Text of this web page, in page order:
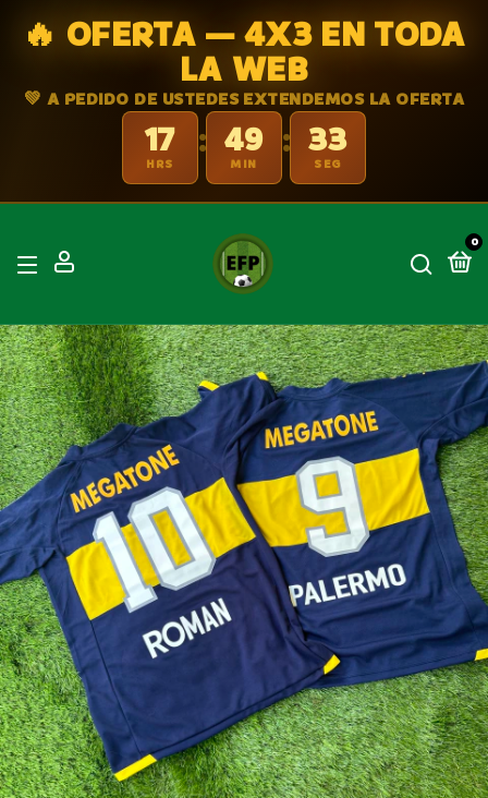
🔥 OFERTA — 4X3 EN TODA
LA WEB
💚 A PEDIDO DE USTEDES EXTENDEMOS LA OFERTA
17
HRS
: 49
MIN
: 32
SEG
0